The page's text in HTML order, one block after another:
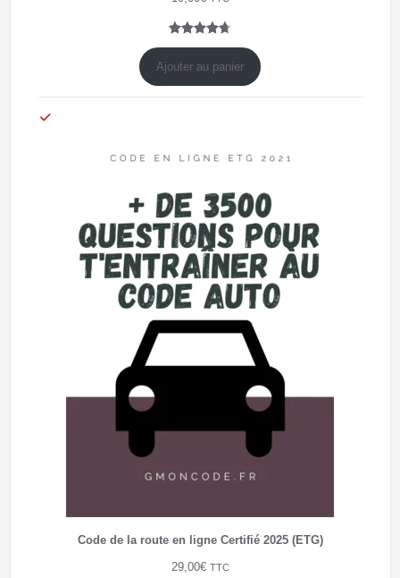
Noté4.71
sur 5
7
notations
Ajouter au panier
Code de la route en ligne Certifié 2025 (ETG)
29,00€ TTC